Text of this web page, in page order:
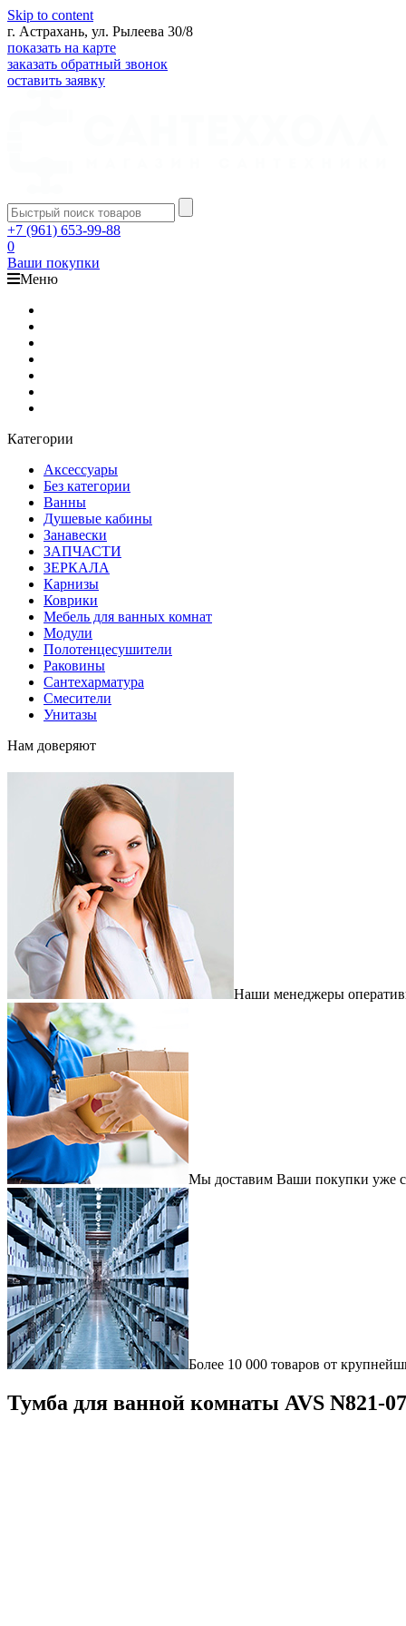
Skip to content
г. Астрахань, ул. Рылеева 30/8
показать на карте
заказать обратный звонок
оставить заявку
+7 (961) 653-99-88
0
Ваши покупки
Меню
Категории
Аксессуары
Без категории
Ванны
Душевые кабины
Занавески
ЗАПЧАСТИ
ЗЕРКАЛА
Карнизы
Коврики
Мебель для ванных комнат
Модули
Полотенцесушители
Раковины
Сантехарматура
Смесители
Унитазы
Нам доверяют
Наши менеджеры
Мы доставим Ваши покупки уже
Более 10 000 товаров от
Тумба для ванной комнаты AVS